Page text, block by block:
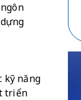
kỹ năng
triển